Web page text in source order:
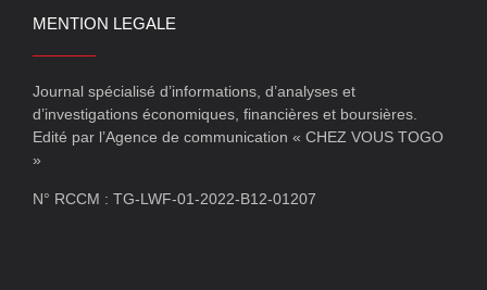
MENTION LEGALE
Journal spécialisé d’informations, d’analyses et
d’investigations économiques, financières et boursières.
Edité par l’Agence de communication « CHEZ VOUS TOGO
»
N° RCCM : TG-LWF-01-2022-B12-01207